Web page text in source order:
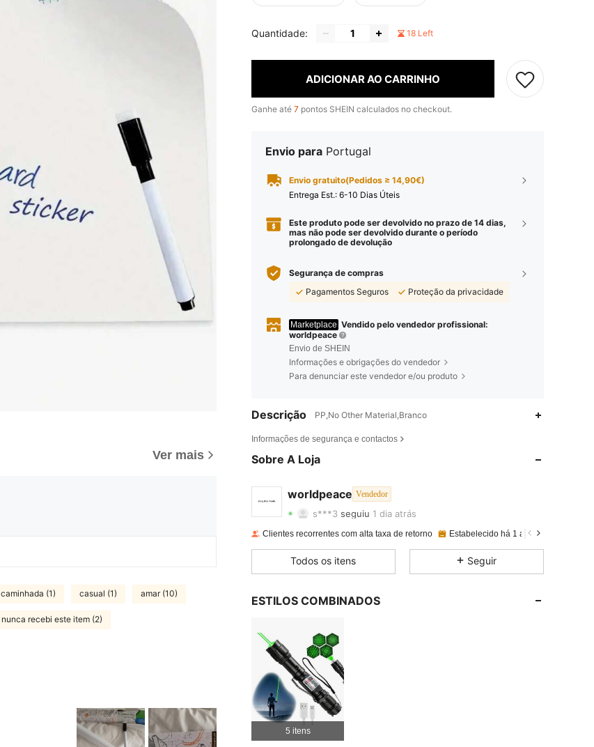
Ver mais
caminhada (1) casual (1) amar (10)
nunca recebi este item (2)
Quantidade: 18 Left
ADICIONAR AO CARRINHO
Ganhe até 7 pontos SHEIN calculados no checkout.
Envio para Portugal
Envio gratuito(Pedidos ≥ 14,90€)
Entrega Est.: 6-10 Dias Úteis
Este produto pode ser devolvido no prazo de 14 dias,
mas não pode ser devolvido durante o período
prolongado de devolução
Segurança de compras
Pagamentos Seguros
Proteção da privacidade
Marketplace Vendido pelo vendedor profissional:
worldpeace
Envio de SHEIN
Informações e obrigações do vendedor
Para denunciar este vendedor e/ou produto
Descrição PP,No Other Material,Branco
Informações de segurança e contactos
Sobre A Loja
worldpeace Vendedor
4,88
4,88 29
s***3 seguiu 1 dia atrás
4,88
4,88
4,88
4,88
Clientes recorrentes com alta taxa de retorno Estabelecido há 1 ano
Todos os itens Seguir
ESTILOS COMBINADOS
5 itens